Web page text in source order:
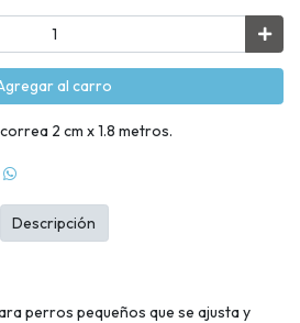
al carro
2 cm x 1.8 metros.
perros pequeños que se ajusta y
Descripción